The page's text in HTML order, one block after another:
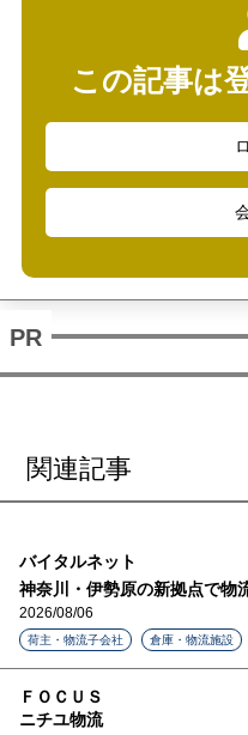
この記事は
関連記事
バイタルネット
神奈川・伊勢原の新拠点で物
2026/08/06
荷主・物流子会社 倉庫・物流施設
ＦＯＣＵＳ
ニチユ物流